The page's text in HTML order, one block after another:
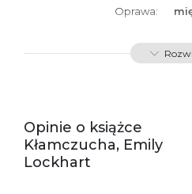
Oprawa:
ISBN
Opinie o książce
Kłamczucha, Emily
Lockhart